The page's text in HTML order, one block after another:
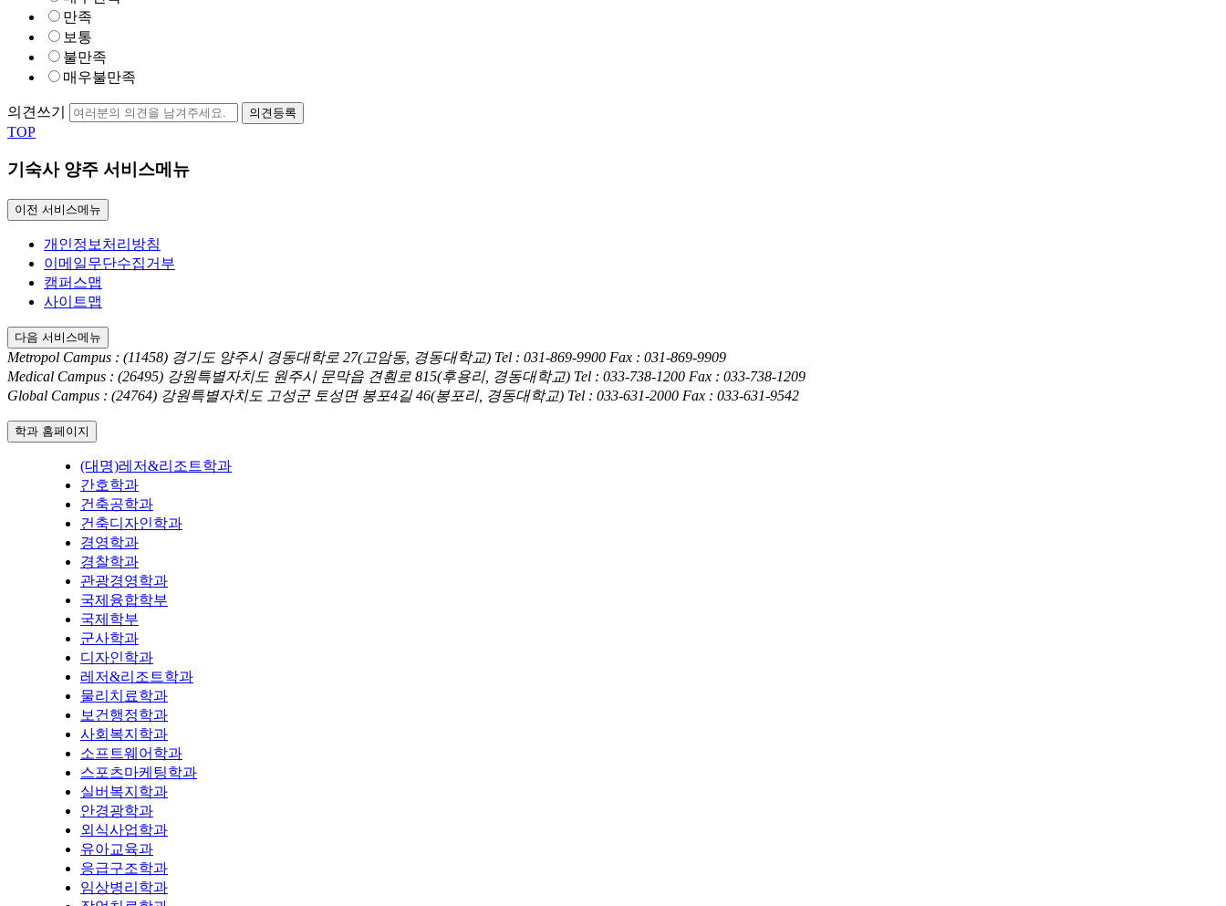
만족
보통
불만족
매우불만족
의견쓰기 의견등록
TOP
기숙사 양주 서비스메뉴
이전 서비스메뉴
개인정보처리방침
이메일무단수집거부
캠퍼스맵
사이트맵
다음 서비스메뉴
Metropol Campus : (11458) 경기도 양주시 경동대학로 27(고암동, 경동대학교) Tel : 031-869-9900 Fax : 031-869-9909
Medical Campus : (26495) 강원특별자치도 원주시 문막읍 견훤로 815(후용리, 경동대학교) Tel : 033-738-1200 Fax : 033-738-1209
Global Campus : (24764) 강원특별자치도 고성군 토성면 봉포4길 46(봉포리, 경동대학교) Tel : 033-631-2000 Fax : 033-631-9542
학과 홈페이지
(대명)레저&리조트학과
간호학과
건축공학과
건축디자인학과
경영학과
경찰학과
관광경영학과
국제융합학부
국제학부
군사학과
디자인학과
레저&리조트학과
물리치료학과
보건행정학과
사회복지학과
소프트웨어학과
스포츠마케팅학과
실버복지학과
안경광학과
외식사업학과
유아교육과
응급구조학과
임상병리학과